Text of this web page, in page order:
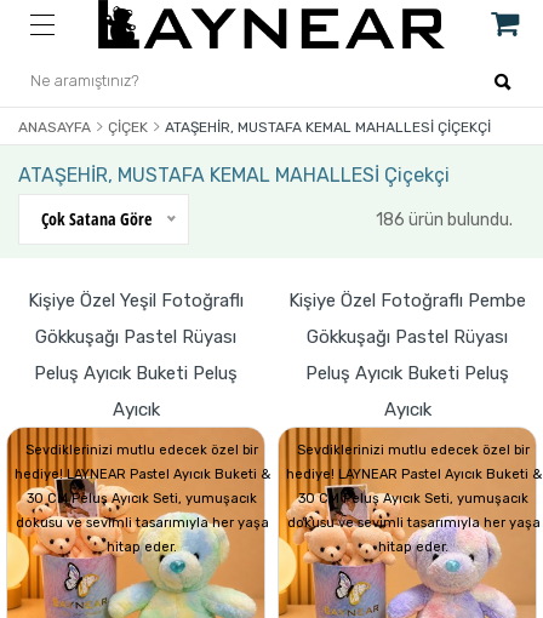
ANASAYFA ÇIÇEK ATAŞEHİR, MUSTAFA KEMAL MAHALLESİ ÇIÇEKÇI
ATAŞEHİR, MUSTAFA KEMAL MAHALLESİ Çiçekçi
Çok Satana Göre
186 ürün bulundu.
Kişiye Özel Yeşil Fotoğraflı
Gökkuşağı Pastel Rüyası
Peluş Ayıcık Buketi Peluş
Ayıcık
Sevdiklerinizi mutlu edecek özel bir
hediye! LAYNEAR Pastel Ayıcık Buketi &
30 CM Peluş Ayıcık Seti, yumuşacık
dokusu ve sevimli tasarımıyla her yaşa
hitap eder.
Kişiye Özel Fotoğraflı Pembe
Gökkuşağı Pastel Rüyası
Peluş Ayıcık Buketi Peluş
Ayıcık
Sevdiklerinizi mutlu edecek özel bir
hediye! LAYNEAR Pastel Ayıcık Buketi &
30 CM Peluş Ayıcık Seti, yumuşacık
dokusu ve sevimli tasarımıyla her yaşa
hitap eder.